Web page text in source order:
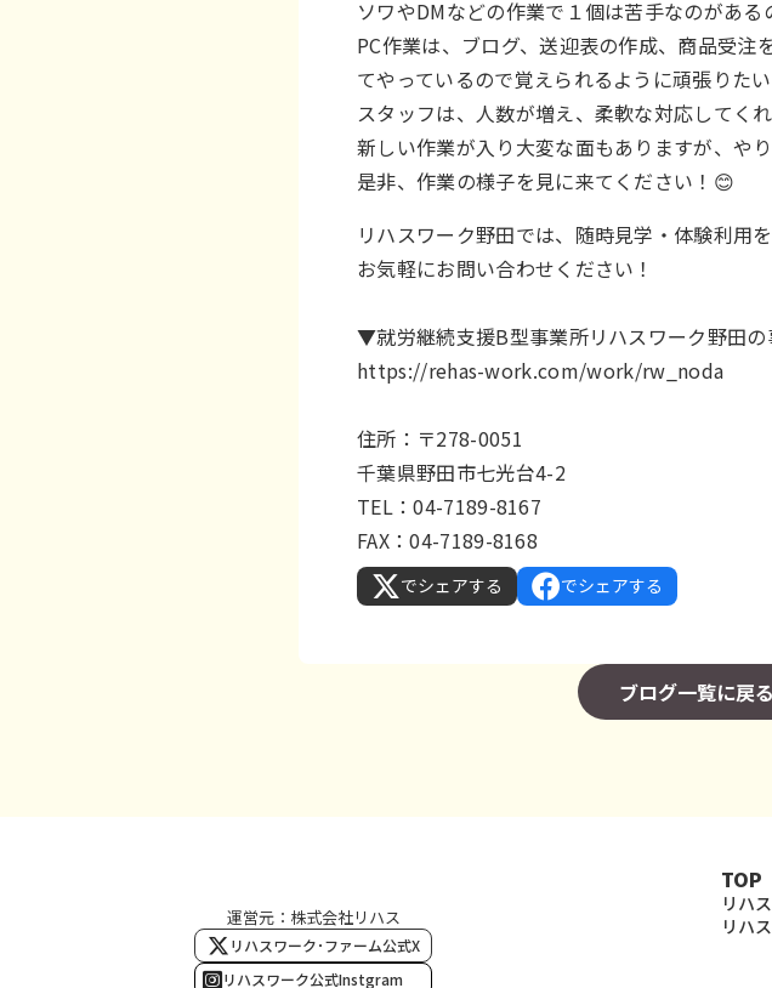
ソワやDMなどの作業で１個は苦手なのがある
PC作業は、ブログ、送迎表の作成、商品受
てやっているので覚えられるように頑張りた
スタッフは、人数が増え、柔軟な対応してく
新しい作業が入り大変な面もありますが、や
是非、作業の様子を見に来てください！😊
リハスワーク野田では、随時見学・体験利用
お気軽にお問い合わせください！
▼就労継続支援B型事業所リハスワーク野田の
https://rehas-work.com/work/rw_noda
住所：〒278-0051
千葉県野田市七光台4-2
TEL：04-7189-8167
FAX：04-7189-8168
でシェアする でシェアする
ブログ一覧に戻る
運営元：株式会社リハス
リハスワーク･ファーム公式X
リハスワーク公式Instgram
TOP
リハ
リハ